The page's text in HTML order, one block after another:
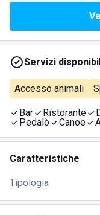
Servizi
Accesso animali
Bar Ristorante
Pedalò
Canoe
Caratteristiche
Tipologia